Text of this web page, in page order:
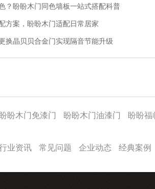
？盼盼木门同色墙板一站式搭配科普
方案，盼盼木门适配日常居家
换晶贝贝合金门实现隔音节能升级
盼盼木门免漆门 盼盼木门油漆门 盼盼福
业资讯 常见问题 企业动态 经典案例